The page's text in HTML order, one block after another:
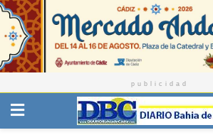
publicidad